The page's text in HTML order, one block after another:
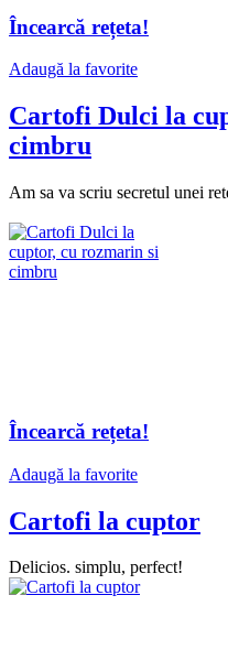
Încearcă rețeta!
Adaugă la favorite
Cartofi Dulci la
cimbru
Am sa va scriu secretul unei
Încearcă rețeta!
Adaugă la favorite
Cartofi la cuptor
Delicios. simplu, perfect!